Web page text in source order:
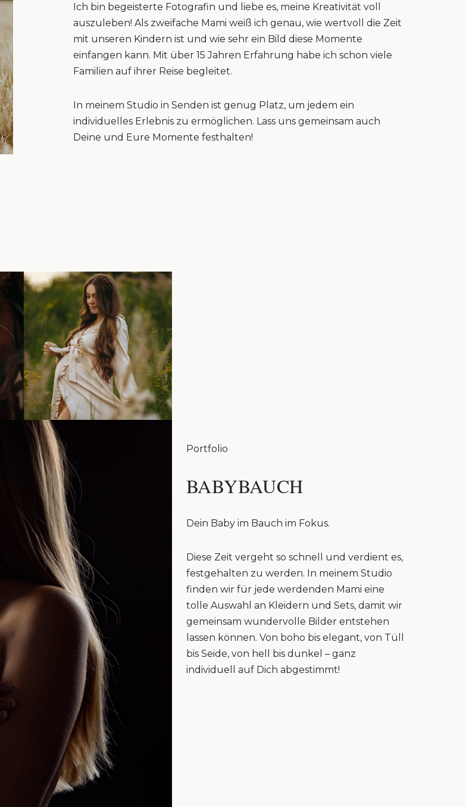
Ich bin begeisterte Fotografin und liebe es, meine Kreativität voll
auszuleben! Als zweifache Mami weiß ich genau, wie wertvoll die Zeit
mit unseren Kindern ist und wie sehr ein Bild diese Momente
einfangen kann. Mit über 15 Jahren Erfahrung habe ich schon viele
Familien auf ihrer Reise begleitet.
In meinem Studio in Senden ist genug Platz, um jedem ein
individuelles Erlebnis zu ermöglichen. Lass uns gemeinsam auch
Deine und Eure Momente festhalten!
Portfolio
BABYBAUCH
Dein Baby im Bauch im Fokus.
Diese Zeit vergeht so schnell und verdient es,
festgehalten zu werden. In meinem Studio
finden wir für jede werdenden Mami eine
tolle Auswahl an Kleidern und Sets, damit wir
gemeinsam wundervolle Bilder entstehen
lassen können. Von boho bis elegant, von Tüll
bis Seide, von hell bis dunkel – ganz
individuell auf Dich abgestimmt!